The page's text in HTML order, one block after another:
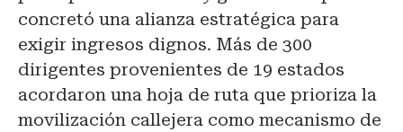
concretó una alianza estratégica para
exigir ingresos dignos. Más de 300
dirigentes provenientes de 19 estados
acordaron una hoja de ruta que prioriza la
movilización callejera como mecanismo de